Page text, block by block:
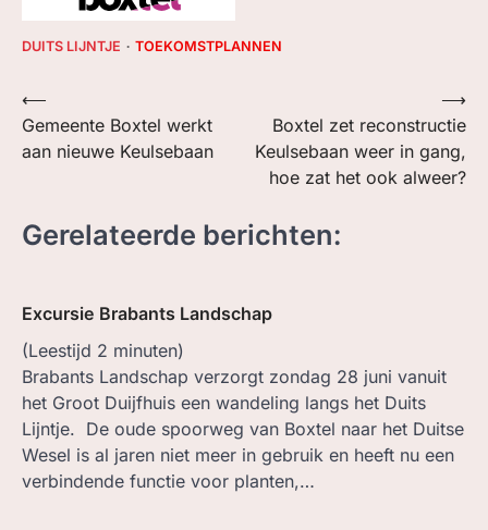
DUITS LIJNTJE TOEKOMSTPLANNEN
Bericht
navigatie
⟵
Gemeente Boxtel werkt
aan nieuwe Keulsebaan
Boxtel zet reconstructie
Keulsebaan weer in gang,
hoe zat het ook alweer?
⟶
Gerelateerde berichten:
Excursie Brabants Landschap
(Leestijd 2 minuten)
Brabants Landschap verzorgt zondag 28 juni vanuit
het Groot Duijfhuis een wandeling langs het Duits
Lijntje. De oude spoorweg van Boxtel naar het Duitse
Wesel is al jaren niet meer in gebruik en heeft nu een
verbindende functie voor planten,…